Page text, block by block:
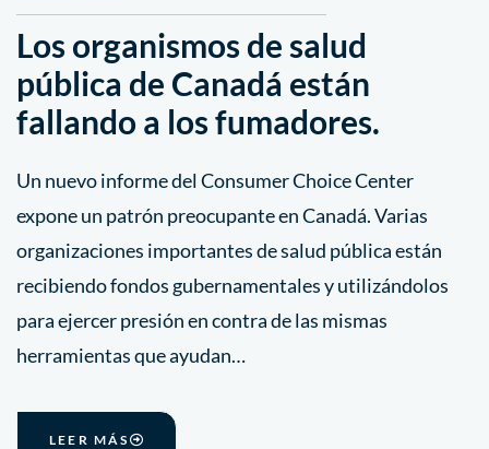
Los organismos de salud
pública de Canadá están
fallando a los fumadores.
Un nuevo informe del Consumer Choice Center
expone un patrón preocupante en Canadá. Varias
organizaciones importantes de salud pública están
recibiendo fondos gubernamentales y utilizándolos
para ejercer presión en contra de las mismas
herramientas que ayudan…
LEER MÁS